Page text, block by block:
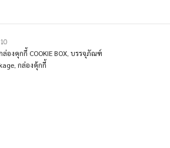
ล่องคุกกี้ COOKIE BOX, บรรจุภัณฑ์
, กล่องคุ้กกี้